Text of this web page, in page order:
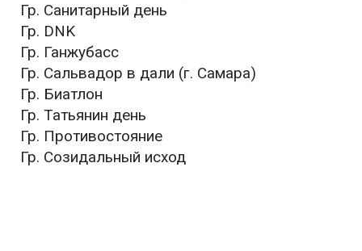
Гр. Санитарный день
Гр. DNK
Гр. Ганжубасс
Гр. Сальвадор в дали (г. Самара)
Гр. Биатлон
Гр. Татьянин день
Гр. Противостояние
Гр. Созидальный исход